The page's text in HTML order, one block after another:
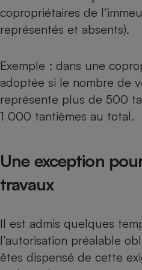
copropriétaires de
représentés et absents).
Exemple : dans une
adoptée si le nombre de
représente plus de 500
1 000 tantièmes au total.
Une exception
travaux
Il est admis quelques
l’autorisation préalable
êtes dispensé de cette